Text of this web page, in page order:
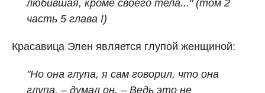
любившая, кроме своего тела..." (том 2
часть 5 глава I)
Красавица Элен является глупой женщиной:
"Но она глупа, я сам говорил, что она
глупа, – думал он. – Ведь это не